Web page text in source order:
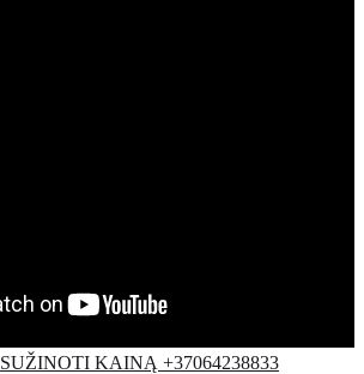
SUŽINOTI KAINĄ +37064238833